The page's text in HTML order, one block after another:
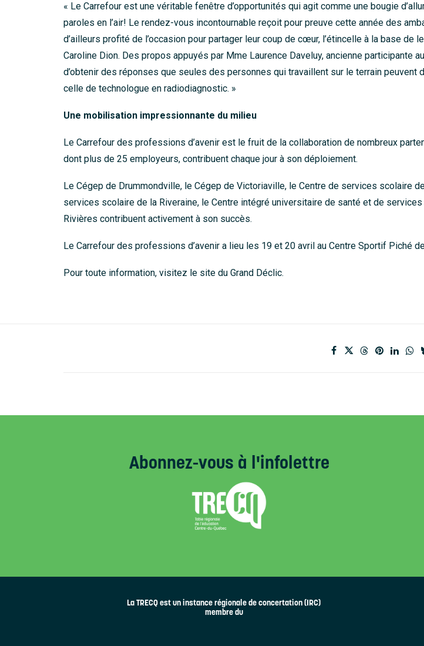
« Le Carrefour est une véritable fenêtre d’opportunités qui agit comme une bougie
paroles en l’air! Le rendez-vous incontournable reçoit pour preuve cette année des
d’ailleurs profité de l’occasion pour partager leur coup de cœur, l’étincelle à la base de
Caroline Dion. Des propos appuyés par Mme Laurence Daveluy, ancienne participante
d’obtenir des réponses que seules des personnes qui travaillent sur le terrain peuvent
celle de technologue en radiodiagnostic. »
Une mobilisation impressionnante du milieu
Le Carrefour des professions d’avenir est le fruit de la collaboration de nombreux
dont plus de 25 employeurs, contribuent chaque jour à son déploiement.
Le Cégep de Drummondville, le Cégep de Victoriaville, le Centre de services scolaire
services scolaire de la Riveraine, le Centre intégré universitaire de santé et de
Rivières contribuent activement à son succès.
Le Carrefour des professions d’avenir a lieu les 19 et 20 avril au Centre Sportif Piché
Pour toute information, visitez le site du Grand Déclic.
Abonnez-vous à l'infolettre
La TRECQ est un instance régionale de concertation (IRC)
membre du